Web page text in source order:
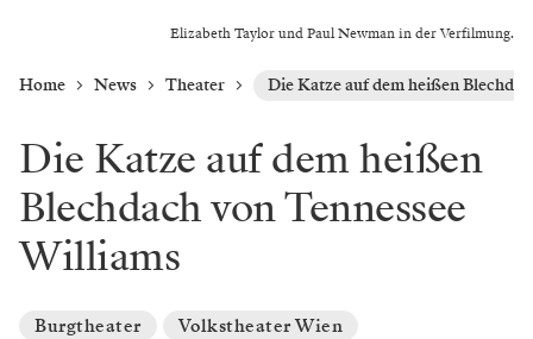
Elizabeth Taylor und Paul Newman in der Verfilmung.
Home News Theater Die Katze auf dem heißen
Die Katze auf dem heißen
Blechdach von Tennessee
Williams
Burgtheater
Volkstheater Wien